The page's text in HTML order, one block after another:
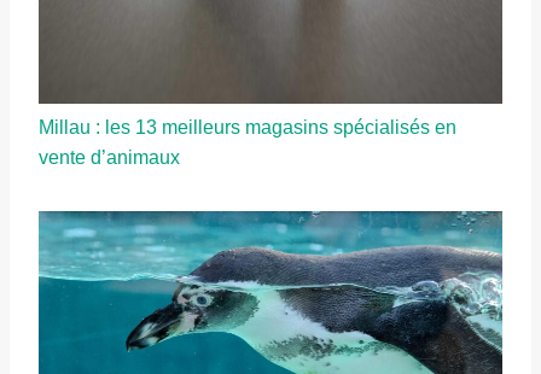
Millau : les 13 meilleurs magasins spécialisés en
vente d’animaux